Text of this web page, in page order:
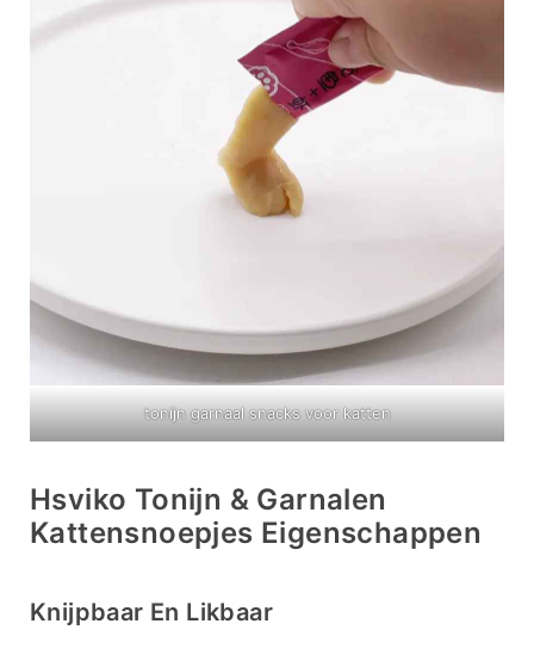
tonijn garnaal snacks voor katten
Hsviko Tonijn & Garnalen
Kattensnoepjes Eigenschappen
Knijpbaar En Likbaar